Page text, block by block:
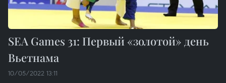
SEA Games 31: Первый «золотой» день
Вьетнама
10/05/2022 13:11